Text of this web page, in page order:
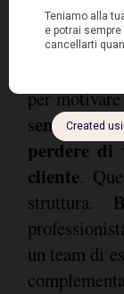
La
per
senza
perdere di
cliente.
un team di